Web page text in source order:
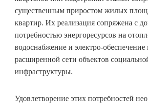
существенным приростом жилых
квартир. Их реализация сопряжена с
потребностью энергоресурсов на
водоснабжение и электро-
расширенной сети объектов
инфраструктуры.
Удовлетворение этих потребностей